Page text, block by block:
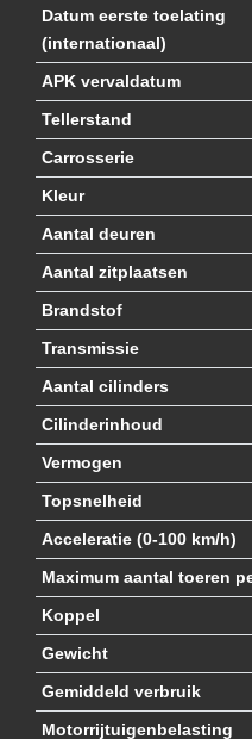
Datum eerste toelating
(internationaal)
APK vervaldatum
Tellerstand
Carrosserie
Kleur
Aantal deuren
Aantal zitplaatsen
Brandstof
Transmissie
Aantal cilinders
Cilinderinhoud
Vermogen
Topsnelheid
Acceleratie (0-100 km/h)
Maximum aantal toeren
Koppel
Gewicht
Gemiddeld verbruik
Motorrijtuigenbelasting